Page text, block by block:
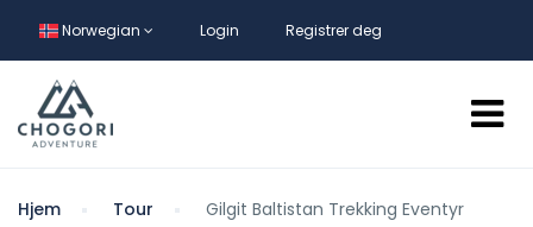
Norwegian Login Registrer deg
Hjem Tour Gilgit Baltistan Trekking Eventyr